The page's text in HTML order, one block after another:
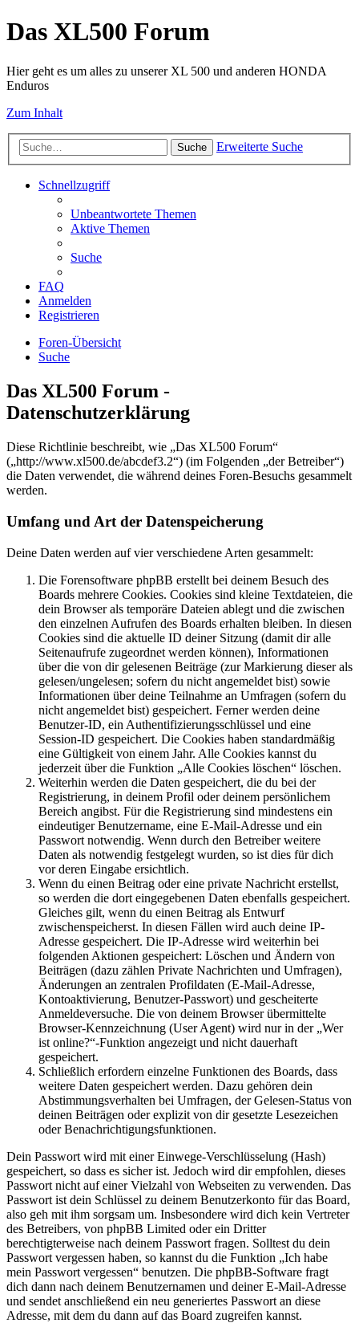
Das XL500 Forum
Hier geht es um alles zu unserer XL 500 und anderen HONDA
Enduros
Zum Inhalt
Suche Erweiterte Suche
Schnellzugriff
Unbeantwortete Themen
Aktive Themen
Suche
FAQ
Anmelden
Registrieren
Foren-Übersicht
Suche
Das XL500 Forum -
Datenschutzerklärung
Diese Richtlinie beschreibt, wie „Das XL500 Forum“
(„http://www.xl500.de/abcdef3.2“) (im Folgenden „der Betreiber“)
die Daten verwendet, die während deines Foren-Besuchs gesammelt
werden.
Umfang und Art der Datenspeicherung
Deine Daten werden auf vier verschiedene Arten gesammelt:
Die Forensoftware phpBB erstellt bei deinem Besuch des
Boards mehrere Cookies. Cookies sind kleine Textdateien, die
dein Browser als temporäre Dateien ablegt und die zwischen
den einzelnen Aufrufen des Boards erhalten bleiben. In diesen
Cookies sind die aktuelle ID deiner Sitzung (damit dir alle
Seitenaufrufe zugeordnet werden können), Informationen
über die von dir gelesenen Beiträge (zur Markierung dieser als
gelesen/ungelesen; sofern du nicht angemeldet bist) sowie
Informationen über deine Teilnahme an Umfragen (sofern du
nicht angemeldet bist) gespeichert. Ferner werden deine
Benutzer-ID, ein Authentifizierungsschlüssel und eine
Session-ID gespeichert. Die Cookies haben standardmäßig
eine Gültigkeit von einem Jahr. Alle Cookies kannst du
jederzeit über die Funktion „Alle Cookies löschen“ löschen.
Weiterhin werden die Daten gespeichert, die du bei der
Registrierung, in deinem Profil oder deinem persönlichem
Bereich angibst. Für die Registrierung sind mindestens ein
eindeutiger Benutzername, eine E-Mail-Adresse und ein
Passwort notwendig. Wenn durch den Betreiber weitere
Daten als notwendig festgelegt wurden, so ist dies für dich
vor deren Eingabe ersichtlich.
Wenn du einen Beitrag oder eine private Nachricht erstellst,
so werden die dort eingegebenen Daten ebenfalls gespeichert.
Gleiches gilt, wenn du einen Beitrag als Entwurf
zwischenspeicherst. In diesen Fällen wird auch deine IP-
Adresse gespeichert. Die IP-Adresse wird weiterhin bei
folgenden Aktionen gespeichert: Löschen und Ändern von
Beiträgen (dazu zählen Private Nachrichten und Umfragen),
Änderungen an zentralen Profildaten (E-Mail-Adresse,
Kontoaktivierung, Benutzer-Passwort) und gescheiterte
Anmeldeversuche. Die von deinem Browser übermittelte
Browser-Kennzeichnung (User Agent) wird nur in der „Wer
ist online?“-Funktion angezeigt und nicht dauerhaft
gespeichert.
Schließlich erfordern einzelne Funktionen des Boards, dass
weitere Daten gespeichert werden. Dazu gehören dein
Abstimmungsverhalten bei Umfragen, der Gelesen-Status von
deinen Beiträgen oder explizit von dir gesetzte Lesezeichen
oder Benachrichtigungsfunktionen.
Dein Passwort wird mit einer Einwege-Verschlüsselung (Hash)
gespeichert, so dass es sicher ist. Jedoch wird dir empfohlen, dieses
Passwort nicht auf einer Vielzahl von Webseiten zu verwenden. Das
Passwort ist dein Schlüssel zu deinem Benutzerkonto für das Board,
also geh mit ihm sorgsam um. Insbesondere wird dich kein Vertreter
des Betreibers, von phpBB Limited oder ein Dritter
berechtigterweise nach deinem Passwort fragen. Solltest du dein
Passwort vergessen haben, so kannst du die Funktion „Ich habe
mein Passwort vergessen“ benutzen. Die phpBB-Software fragt
dich dann nach deinem Benutzernamen und deiner E-Mail-Adresse
und sendet anschließend ein neu generiertes Passwort an diese
Adresse, mit dem du dann auf das Board zugreifen kannst.